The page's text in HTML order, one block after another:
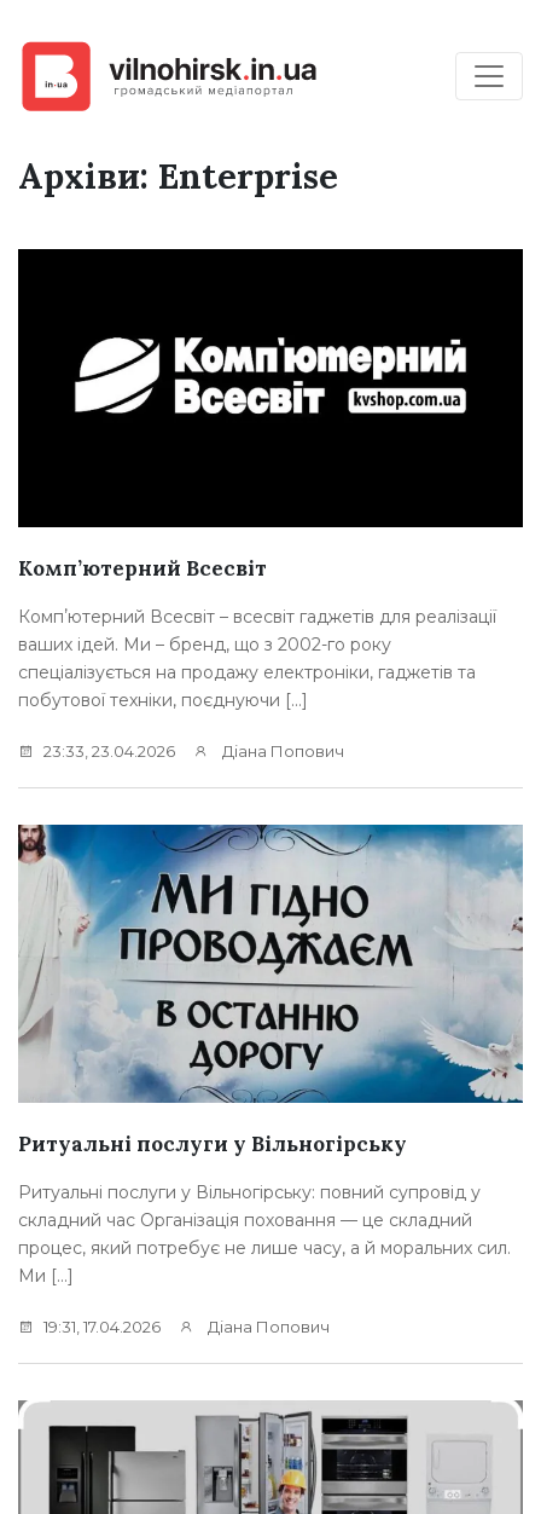
Архіви: Enterprise
Комп’ютерний Всесвіт
Компʼютерний Всесвіт – всесвіт гаджетів для реалізації
ваших ідей. Ми – бренд, що з 2002-го року
спеціалізується на продажу електроніки, гаджетів та
побутової техніки, поєднуючи […]
23:33, 23.04.2026 Діана Попович
Ритуальні послуги у Вільногірську
Ритуальні послуги у Вільногірську: повний супровід у
складний час Організація поховання — це складний
процес, який потребує не лише часу, а й моральних сил.
Ми […]
19:31, 17.04.2026 Діана Попович